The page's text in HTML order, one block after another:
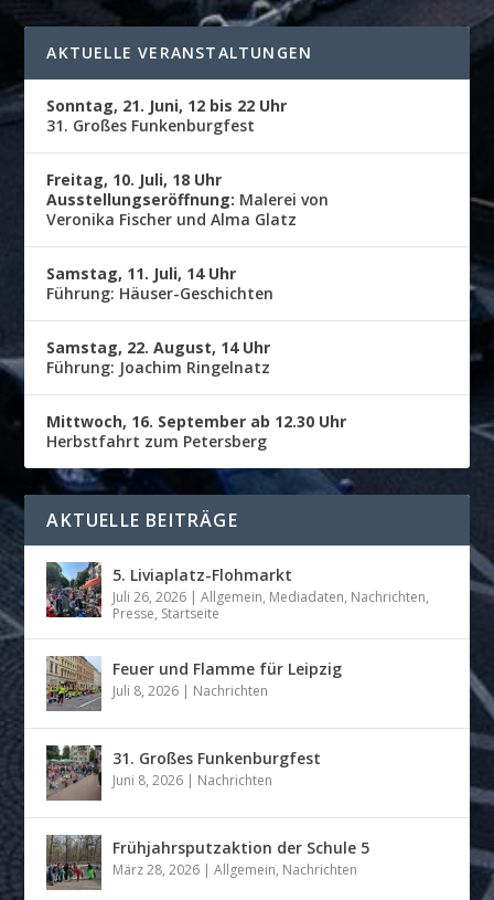
AKTUELLE VERANSTALTUNGEN
Sonntag, 21. Juni, 12 bis 22 Uhr
31. Großes Funkenburgfest
Freitag, 10. Juli, 18 Uhr
Ausstellungseröffnung: Malerei von
Veronika Fischer und Alma Glatz
Samstag, 11. Juli, 14 Uhr
Führung: Häuser-Geschichten
Samstag, 22. August, 14 Uhr
Führung: Joachim Ringelnatz
Mittwoch, 16. September ab 12.30 Uhr
Herbstfahrt zum Petersberg
AKTUELLE BEITRÄGE
5. Liviaplatz-Flohmarkt
Juli 26, 2026 |Allgemein, Mediadaten, Nachrichten,
Presse, Startseite
Feuer und Flamme für Leipzig
Juli 8, 2026 | Nachrichten
31. Großes Funkenburgfest
Juni 8, 2026 | Nachrichten
Frühjahrsputzaktion der Schule 5
März 28, 2026 |Allgemein, Nachrichten